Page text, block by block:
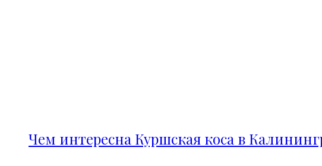
Чем интересна Куршская коса в